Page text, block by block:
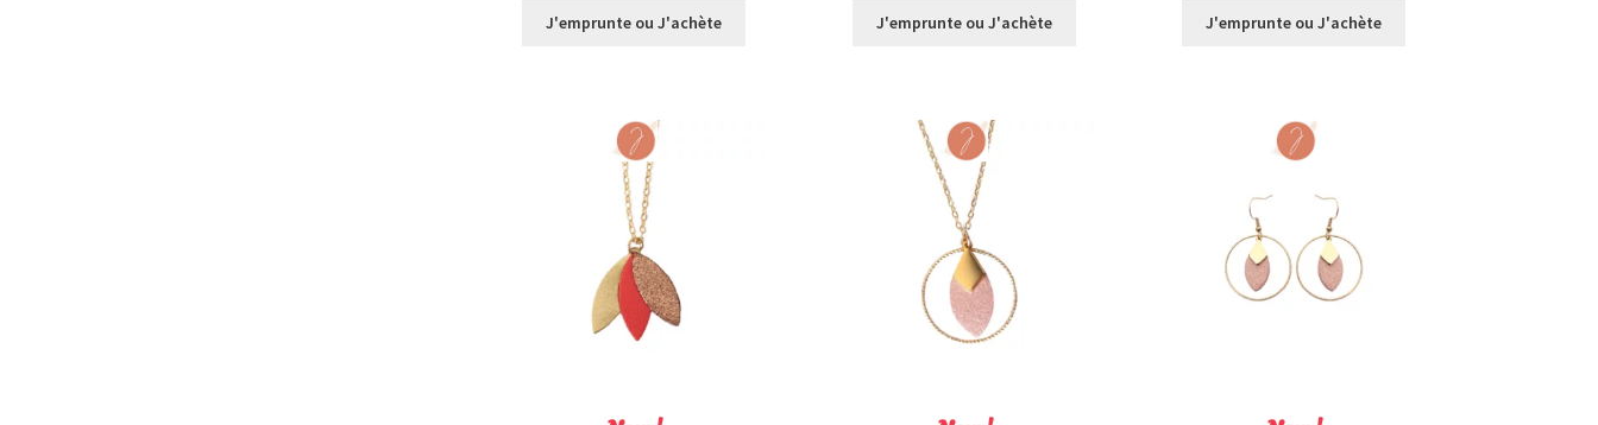
prix :
J'emprunte ou J'achète
prix :
J'emprunte ou J'achète
prix :
J'emprunte ou J'achète